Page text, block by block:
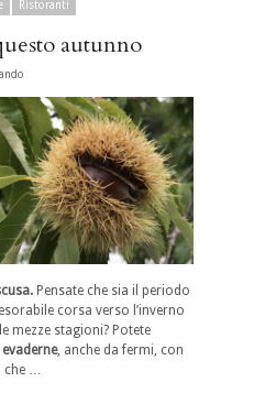
Ristoranti
autunno
Pensate che sia il periodo
corsa verso l’inverno
mezze stagioni? Potete
, anche da fermi, con
che …